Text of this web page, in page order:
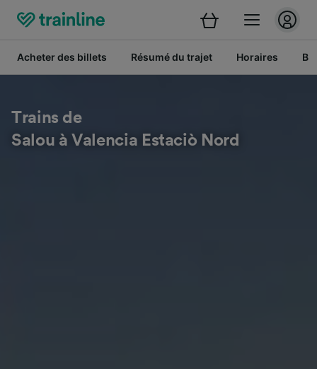
Acheter des billets Résumé du trajet Horaires
Trains de
Salou à Valencia Estaciò Nord